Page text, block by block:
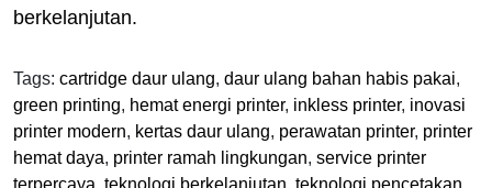
berkelanjutan.
Tags: cartridge daur ulang, daur ulang bahan habis pakai,
green printing, hemat energi printer, inkless printer, inovasi
printer modern, kertas daur ulang, perawatan printer, printer
hemat daya, printer ramah lingkungan, service printer
terpercaya, teknologi berkelanjutan, teknologi pencetakan